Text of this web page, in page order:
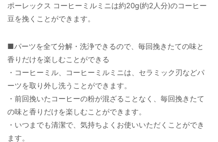
ポーレックス コーヒーミルミニは約20g(約2人分)のコーヒー
豆を挽くことができます。
■パーツを全て分解・洗浄できるので、毎回挽きたての味と
香りだけを楽しむことができる
・コーヒーミル、コーヒーミルミニは、セラミック刃などパ
ーツを取り外し洗うことができます。
・前回挽いたコーヒーの粉が混ざることなく、毎回挽きたて
の味と香りだけを楽しむことができます。
・いつまでも清潔で、気持ちよくお使いいただくことができ
ます。